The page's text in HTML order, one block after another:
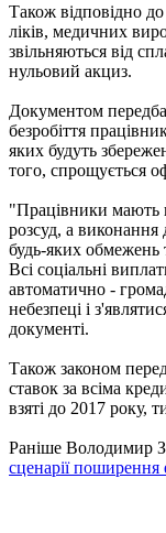
Також відповідно до
ліків, медичних
звільняються від
нульовий акциз.
Документом
безробіття
яких будуть
того, спрощується
"Працівники мають
розсуд, а виконання
будь-яких обмежень
Всі соціальні
автоматично -
небезпеці і
документі.
Також законом
ставок за всіма
взяті до 2017 року,
Раніше Володимир
сценарії поширення